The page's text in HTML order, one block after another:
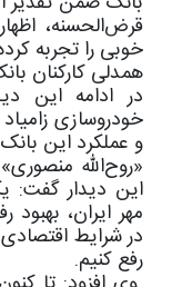
خوبی را تجربه
همدلی کارکنان
در ادامه این
و عملکرد این
«روح‌الله
این دیدار گفت:
مهر ایران،
در شرایط
رفع کنیم.